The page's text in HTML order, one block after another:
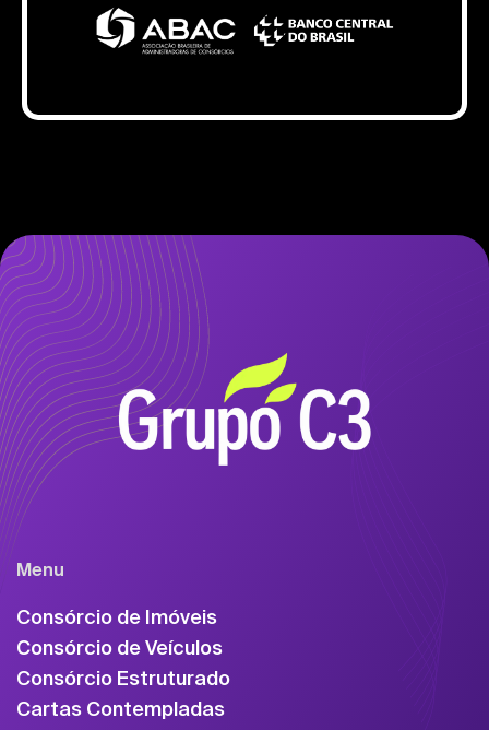
Menu
Consórcio de Imóveis
Consórcio de Veículos
Consórcio Estruturado
Cartas Contempladas